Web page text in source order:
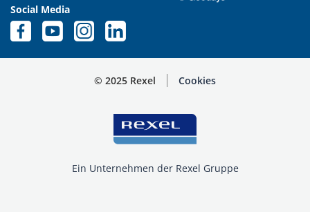
Social Media
© 2025 Rexel Cookies
Ein Unternehmen der Rexel Gruppe